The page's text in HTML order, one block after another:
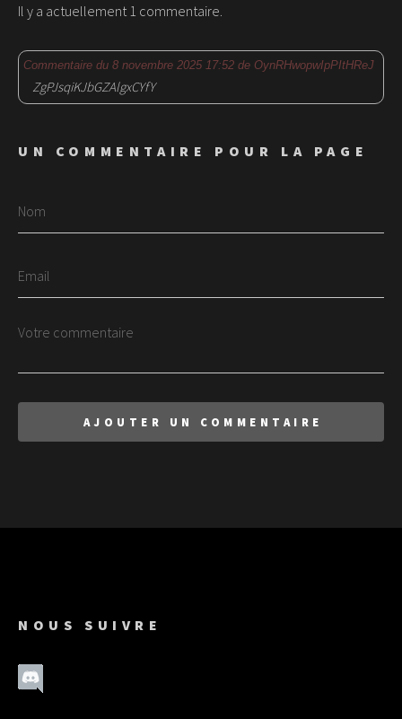
Il y a actuellement 1 commentaire.
Commentaire du 8 novembre 2025 17:52 de OynRHwopwIpPItHReJ
ZgPJsqiKJbGZAlgxCYfY
UN COMMENTAIRE POUR LA PAGE
NOUS SUIVRE